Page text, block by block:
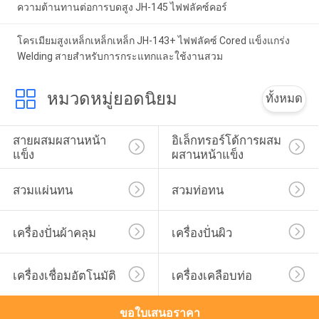
ความต้านทานต่อการบดสูง JH-145 ไฟฟลัคซ์คอร์
โครเมียมสูงเหล็กเหล็กเหล็ก JH-143+ ไฟฟลัคซ์ Cored แข็งแกร่ง
Welding สายสําหรับการกระแทกและใช้งานสวม
หมวดหมู่ยอดนิยม ทั้งหมด
สายผสมผสานหน้า
แข็ง
อิเล็กทรอร์โด้การผสม
ผสานหน้าแข็ง
สวมแผ่นทน สวมท่อทน
เครื่องปั่นผ้าคลุม เครื่องปั่นผิว
เครื่องเชื่อมอัตโนมัติ เครื่องเคลือบท่อ
ขอใบเสนอราคา